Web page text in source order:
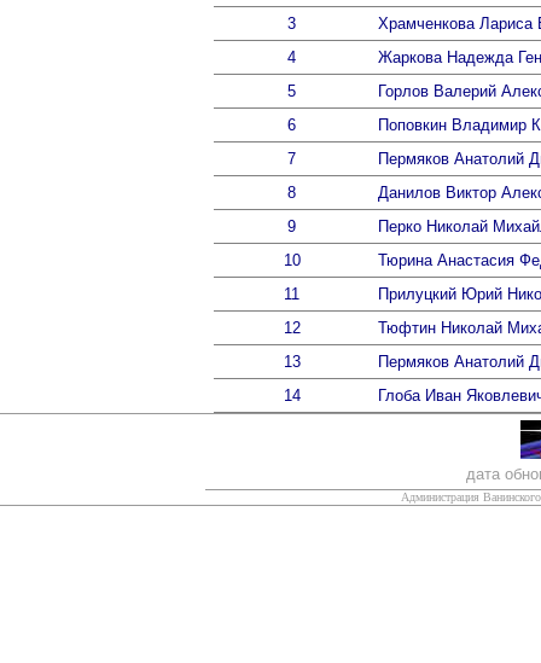
3
Храмченкова Лариса
4
Жаркова Надежда
5
Горлов Валерий
6
Поповкин Владимир
7
Пермяков Анатолий
8
Данилов Виктор
9
Перко Николай
10
Тюрина Анастасия
11
Прилуцкий Юрий
12
Тюфтин Николай
13
Пермяков Анатолий
14
Глоба Иван
дата
Администрация